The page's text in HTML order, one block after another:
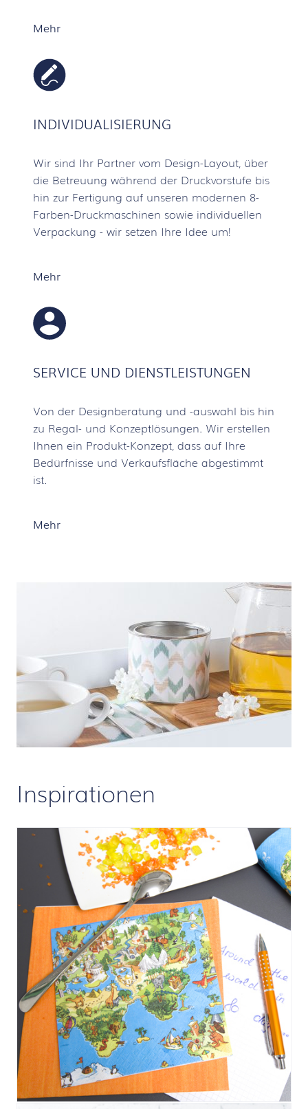
Mehr
INDIVIDUALISIERUNG
Wir sind Ihr Partner vom Design-Layout, über
die Betreuung während der Druckvorstufe bis
hin zur Fertigung auf unseren modernen 8-
Farben-Druckmaschinen sowie individuellen
Verpackung - wir setzen Ihre Idee um!
Mehr
SERVICE UND DIENSTLEISTUNGEN
Von der Designberatung und -auswahl bis hin
zu Regal- und Konzeptlösungen. Wir erstellen
Ihnen ein Produkt-Konzept, dass auf Ihre
Bedürfnisse und Verkaufsfläche abgestimmt
ist.
Mehr
Inspirationen